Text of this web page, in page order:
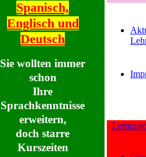
Spanisch,
Englisch und
Deutsch
Sie wollten immer
schon
Ihre
Sprachkenntnisse
erweitern,
doch starre
Kurszeiten
Lern